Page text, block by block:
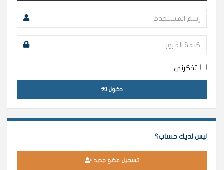
تذكرني
دخول
ليس لديك حساب؟
تسجيل عضو جديد